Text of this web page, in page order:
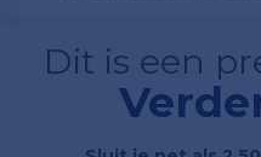
Dit is een